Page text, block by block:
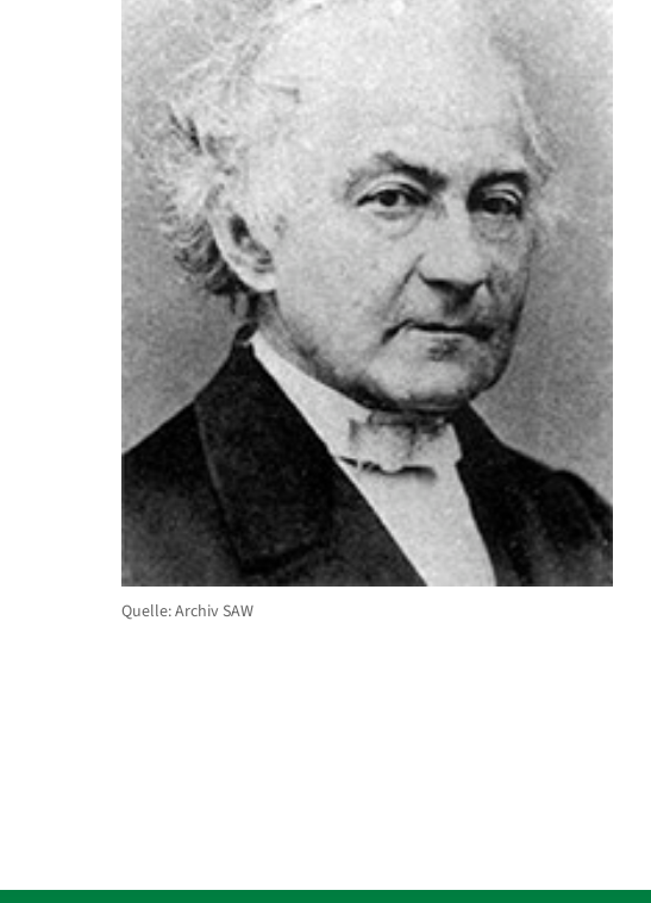
Quelle: Archiv SAW